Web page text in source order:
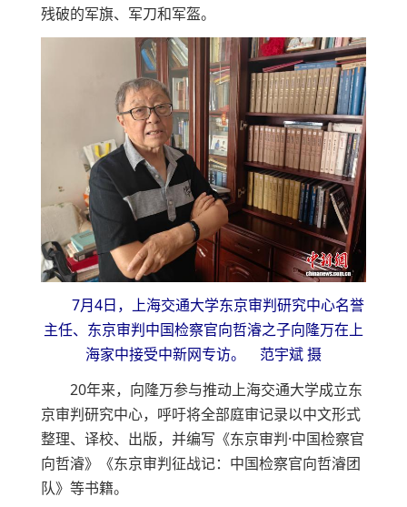
残破的军旗、军刀和军盔。
7月4日，上海交通大学东京审判研究中心名誉
主任、东京审判中国检察官向哲濬之子向隆万在上
海家中接受中新网专访。 范宇斌 摄
20年来，向隆万参与推动上海交通大学成立东
京审判研究中心，呼吁将全部庭审记录以中文形式
整理、译校、出版，并编写《东京审判·中国检察官
向哲濬》《东京审判征战记：中国检察官向哲濬团
队》等书籍。